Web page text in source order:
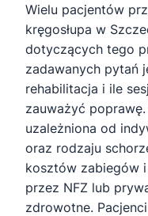
Wielu pacjentów
kręgosłupa w
dotyczących tego
zadawanych pytań
rehabilitacja i ile
zauważyć
uzależniona od
oraz rodzaju
kosztów zabiegów
przez NFZ lub
zdrowotne.